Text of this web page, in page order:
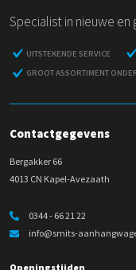
Specialist in nieuwe en
UITSTEKENDE SERVICE
GROOT ASSORTIMENT
Contactgegevens
Bergakker 66
4013 CN Kapel-Avezaath
0344 - 66 21 22
info@smits-
Openingstijden